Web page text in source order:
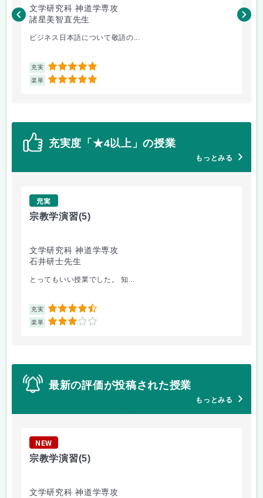
文学研究科 神道学専攻
諸星美智直先生
ビジネス日本語について敬語の...
充実 5
楽単 5
肥
充実度「★4以上」の授業
もっとみる
充実
宗教学演習(5)
文学研究科 神道学専攻
石井研士先生
とってもいい授業でした。 知...
充実 4.5
楽単 3
最新の評価が投稿された授業
もっとみる
NEW
宗教学演習(5)
文学研究科 神道学専攻